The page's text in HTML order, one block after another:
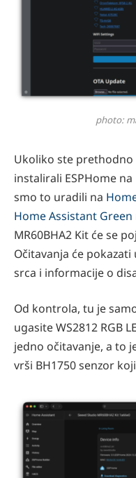
photo:
Ukoliko ste prethodno
instalirali ESPHome
smo to uradili na
Home Assistant Green
MR60BHA2 Kit će se
Očitavanja će
srca i informacije o
Od kontrola, tu je
ugasite WS2812 RGB
jedno očitavanje, a to
vrši BH1750 senzor